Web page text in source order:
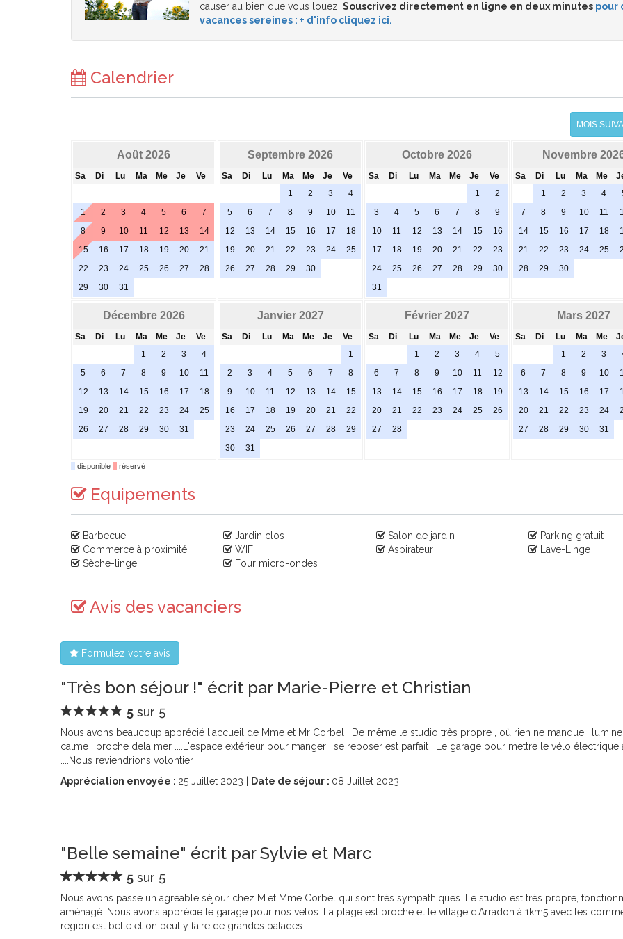
causer au bien que vous louez. Souscrivez directement en ligne en deux minutes pour
vacances sereines : + d'info cliquez ici.
Calendrier
MOIS
Août 2026
Sa Di Lu Ma Me Je Ve
1 2 3 4 5 6
7
8
9 10 11 12 13
14
15
16 17 18 19 20
21
22
23 24 25 26 27
28
29
30 31
Septembre 2026
Sa Di Lu Ma Me Je
Ve
1
2 3
4
5
6 7 8 9 10
11
12
13 14 15 16 17
18
19
20 21 22 23 24
25
26
27 28 29 30
Octobre 2026
Sa Di Lu Ma Me Je
Ve
1
2
3
4 5 6 7 8
9
10
11 12 13 14 15
16
17
18 19 20 21 22
23
24
25 26 27 28 29
30
31
Novembre
Sa Di Lu Ma Me
1
2 3 4
7
8 9 10 11
14
15 16 17 18
21
22 23 24 25
28
29 30
Décembre 2026
Sa Di Lu Ma Me Je
Ve
1
2 3
4
5
6 7 8 9 10
11
12
13 14 15 16 17
18
19
20 21 22 23 24
25
26
27 28 29 30 31
Janvier 2027
Sa Di Lu Ma Me Je
Ve
1
2
3 4 5 6 7
8
9
10 11 12 13 14
15
16
17 18 19 20 21
22
23
24 25 26 27 28
29
30
31
Février 2027
Sa Di Lu Ma Me Je
Ve
1
2 3 4
5
6
7 8 9 10 11
12
13
14 15 16 17 18
19
20
21 22 23 24 25
26
27
28
Mars 2027
Sa Di Lu Ma Me
1
2 3
6
7 8 9 10
13
14 15 16 17
20
21 22 23 24
27
28 29 30 31
disponible réservé
Equipements
Barbecue Jardin clos Salon de jardin
Parking gratuit
Commerce à proximité
WIFI Aspirateur
Lave-Linge
Sèche-linge
Four micro-ondes
Avis des vacanciers
Formulez votre avis
"Très bon séjour !" écrit par Marie-Pierre et Christian
5 sur 5
Nous avons beaucoup apprécié l'accueil de Mme et Mr Corbel ! De même le studio très propre , où rien ne manque ,
calme , proche dela mer ....L'espace extérieur pour manger , se reposer est parfait . Le garage pour mettre le vélo électrique
....Nous reviendrions volontier !
Appréciation envoyée : 25 Juillet 2023 | Date de séjour : 08 Juillet 2023
"Belle semaine" écrit par Sylvie et Marc
5 sur 5
Nous avons passé un agréable séjour chez M.et Mme Corbel qui sont très sympathiques. Le studio est très propre,
aménagé. Nous avons apprécié le garage pour nos vélos. La plage est proche et le village d'Arradon à 1km5 avec les
région est belle et on peut y faire de grandes balades.